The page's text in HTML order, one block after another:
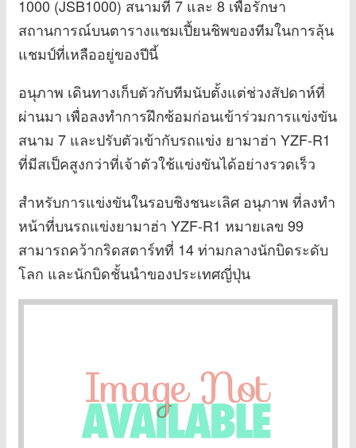
1000 (JSB1000) สนามที่ 7 และ 8 เพื่อรักษา
สถานการณ์บนตารางแชมเปี้ยนชิพของทีมในการลุ้น
แชมป์ที่เหลืออยู่ของปีนี้
อนุภาพ เดินทางเก็บตัวกับทีมนับตั้งแต่ช่วงสัปดาห์ที่
ผ่านมา เพื่อลงทำการฝึกซ้อมก่อนเข้าร่วมการแข่งขัน
สนาม 7 และปรับตัวเข้ากับรถแข่ง ยามาฮ่า YZF-R1
ที่มีสเป็คสูงกว่าที่เจ้าตัวใช้แข่งขันได้อย่างรวดเร็ว
สำหรับการแข่งขันในรอบชิงชนะเลิศ อนุภาพ ที่ลงทำ
หน้าที่บนรถแข่งยามาฮ่า YZF-R1 หมายเลข 99
สามารถคว้ากริดสตาร์ทที่ 14 ท่ามกลางนักบิดระดับ
โลก และนักบิดชั้นนำของประเทศญี่ปุ่น